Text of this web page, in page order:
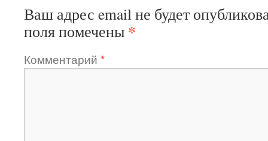
Ваш адрес email не будет
поля помечены *
Комментарий *